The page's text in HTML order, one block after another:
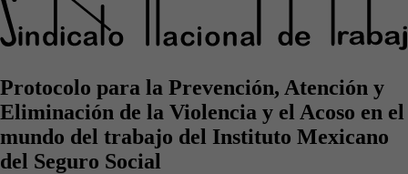
Protocolo para la Prevención, Atención y
Eliminación de la Violencia y el Acoso en el
mundo del trabajo del Instituto Mexicano
del Seguro Social